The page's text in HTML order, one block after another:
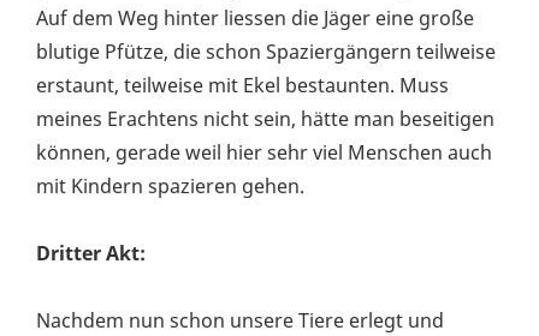
Auf dem Weg hinter liessen die Jäger eine große
blutige Pfütze, die schon Spaziergängern teilweise
erstaunt, teilweise mit Ekel bestaunten. Muss
meines Erachtens nicht sein, hätte man beseitigen
können, gerade weil hier sehr viel Menschen auch
mit Kindern spazieren gehen.
Dritter Akt:
Nachdem nun schon unsere Tiere erlegt und